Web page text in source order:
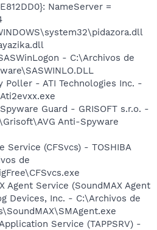
NameServer =
- C:\Archivos de
Poller - ATI Technologies Inc. -
Guard - GRISOFT s.r.o. -
Anti-Spyware
Service (CFSvcs) - TOSHIBA
de
Agent Service (SoundMAX Agent
Devices, Inc. - C:\Archivos de
Service (TAPPSRV) -